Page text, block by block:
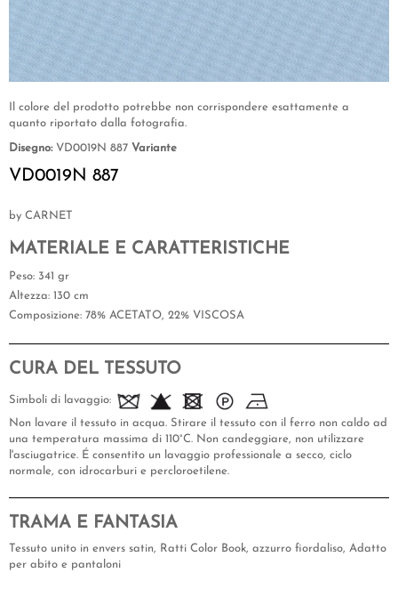
Il colore del prodotto potrebbe non corrispondere esattamente a
quanto riportato dalla fotografia.
Disegno: VD0019N 887 Variante
VD0019N 887
by CARNET
MATERIALE E CARATTERISTICHE
Peso: 341 gr
Altezza: 130 cm
Composizione: 78% ACETATO, 22% VISCOSA
CURA DEL TESSUTO
Simboli di lavaggio:
Non lavare il tessuto in acqua. Stirare il tessuto con il ferro non caldo ad
una temperatura massima di 110°C. Non candeggiare, non utilizzare
l'asciugatrice. É consentito un lavaggio professionale a secco, ciclo
normale, con idrocarburi e percloroetilene.
TRAMA E FANTASIA
Tessuto unito in envers satin, Ratti Color Book, azzurro fiordaliso, Adatto
per abito e pantaloni